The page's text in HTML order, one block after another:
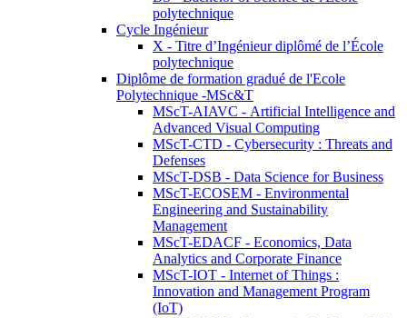
polytechnique
Cycle Ingénieur
X - Titre d’Ingénieur diplômé de l’École
polytechnique
Diplôme de formation gradué de l'Ecole
Polytechnique -MSc&T
MScT-AIAVC - Artificial Intelligence and
Advanced Visual Computing
MScT-CTD - Cybersecurity : Threats and
Defenses
MScT-DSB - Data Science for Business
MScT-ECOSEM - Environmental
Engineering and Sustainability
Management
MScT-EDACF - Economics, Data
Analytics and Corporate Finance
MScT-IOT - Internet of Things :
Innovation and Management Program
(IoT)